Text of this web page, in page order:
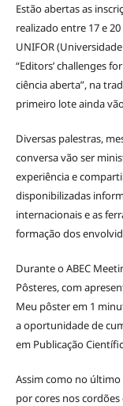
Estão abertas as
realizado entre 17 e
UNIFOR
“Editors’ challenges
ciência aberta”, na
primeiro lote ainda
Diversas palestras,
conversa vão ser
experiência e
disponibilizadas
internacionais e as
formação dos
Durante o ABEC
Pôsteres, com
Meu pôster em 1
a oportunidade de
em Publicação
Assim como no
por cores nos